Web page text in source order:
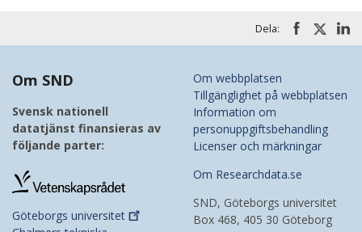
Dela:
Om SND
Svensk nationell
datatjänst finansieras av
följande parter:
Göteborgs universitet
Om webbplatsen
Tillgänglighet på webbplatsen
Information om
personuppgiftsbehandling
Licenser och märkningar
Om Researchdata.se
SND, Göteborgs universitet
Box 468, 405 30 Göteborg